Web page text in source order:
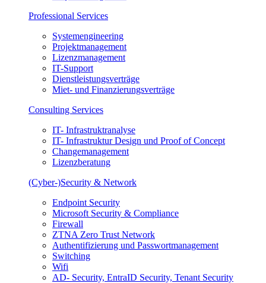
Professional Services
Systemengineering
Projektmanagement
Lizenzmanagement
IT-Support
Dienstleistungsverträge
Miet- und Finanzierungsverträge
Consulting Services
IT- Infrastruktranalyse
IT- Infrastruktur Design und Proof of Concept
Changemanagement
Lizenzberatung
(Cyber-)Security & Network
Endpoint Security
Microsoft Security & Compliance
Firewall
ZTNA Zero Trust Network
Authentifizierung und Passwortmanagement
Switching
Wifi
AD- Security, EntraID Security, Tenant Security